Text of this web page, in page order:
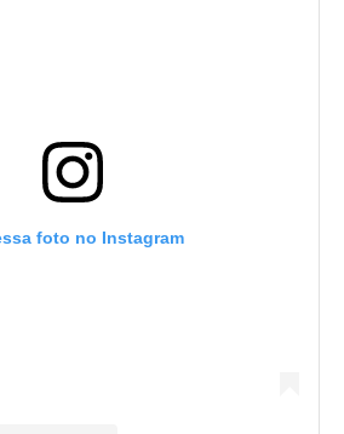
foto no Instagram